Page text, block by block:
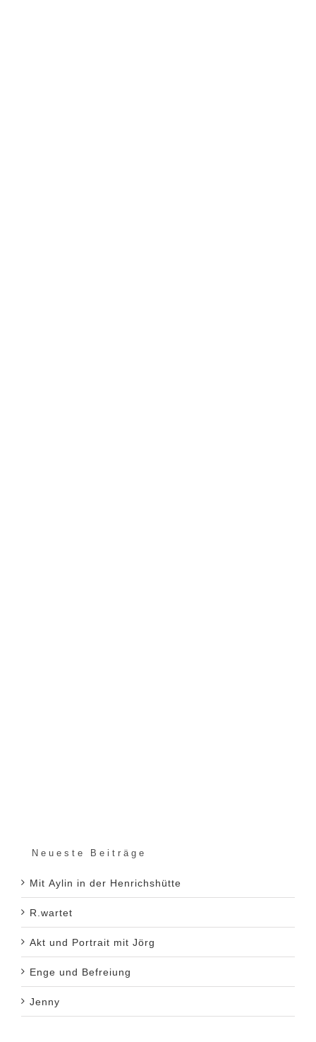
Neueste Beiträge
Mit Aylin in der Henrichshütte
R.wartet
Akt und Portrait mit Jörg
Enge und Befreiung
Jenny